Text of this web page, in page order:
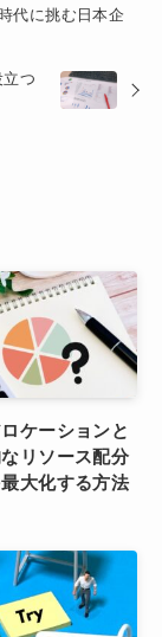
代に挑む日本企
つ
ケーションと
リソース配分
大化する方法